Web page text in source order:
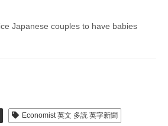
Japanese couples to have babies
Economist 英文 多読 英字新聞